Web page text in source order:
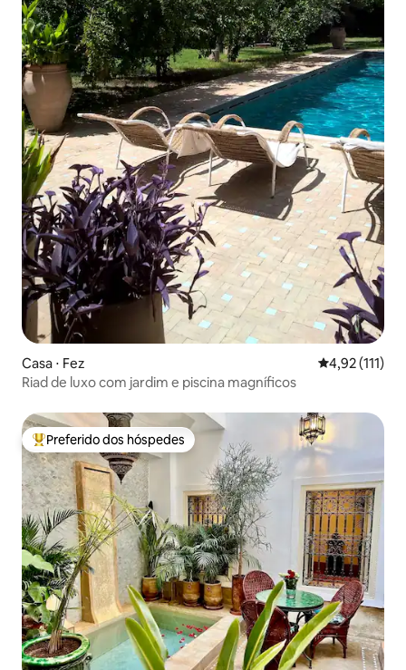
Casa ⋅ Fez 4,92 de uma
4,92 (111)
Riad de luxo com jardim e piscina magníficos
Entre os melhores preferidos dos hóspedes
Preferido dos hóspedes